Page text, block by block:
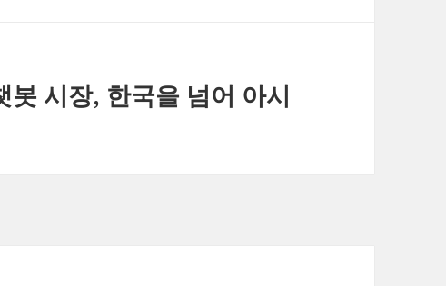
시장, 한국을 넘어 아시